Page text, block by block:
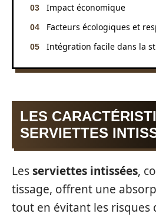
Impact économique
Facteurs écologiques et
Intégration facile dans la
LES
SERVIETTES
Lesserviettes intissées,
tissage, offrent une
tout en évitant les risques